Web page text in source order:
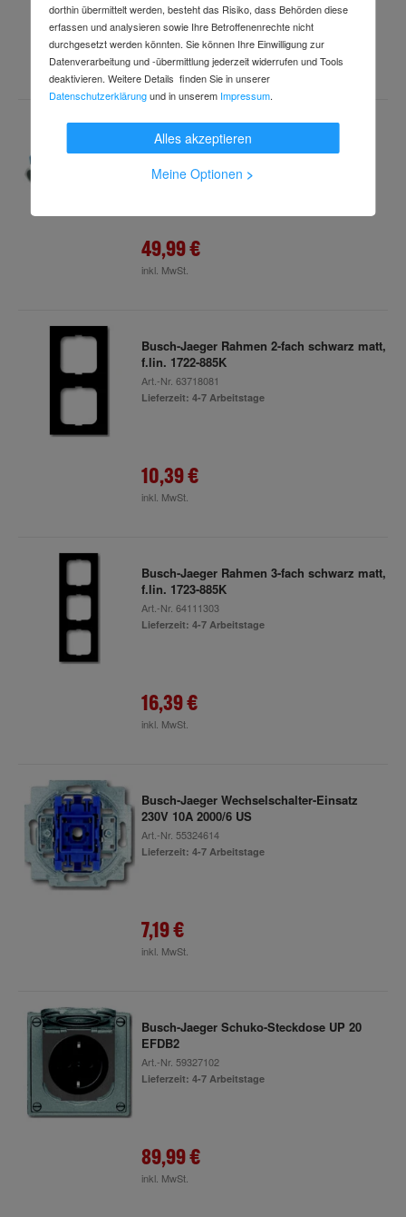
8,18 €
inkl. MwSt.
Busch-Jaeger Stecker 74 WD
Art.-Nr.60905714
Lieferzeit: 1 Arbeitstag
49,99 €
inkl. MwSt.
Busch-Jaeger Rahmen 2-fach schwarz matt,
f.lin. 1722-885K
Art.-Nr. 63718081
Lieferzeit: 4-7 Arbeitstage
10,39 €
inkl. MwSt.
Busch-Jaeger Rahmen 3-fach schwarz matt,
f.lin. 1723-885K
Art.-Nr. 64111303
Lieferzeit: 4-7 Arbeitstage
16,39 €
inkl. MwSt.
Busch-Jaeger Wechselschalter-Einsatz
230V 10A 2000/6 US
Art.-Nr. 55324614
Lieferzeit: 4-7 Arbeitstage
7,19 €
inkl. MwSt.
Busch-Jaeger Schuko-Steckdose UP 20
EFDB2
Art.-Nr. 59327102
Lieferzeit: 4-7 Arbeitstage
89,99 €
inkl. MwSt.
dorthin übermittelt werden, besteht das Risiko, dass Behörden diese
erfassen und analysieren sowie Ihre Betroffenenrechte nicht
durchgesetzt werden könnten. Sie können Ihre Einwilligung zur
Datenverarbeitung und -übermittlung jederzeit widerrufen und Tools
deaktivieren. Weitere Details finden Sie in unserer
Datenschutzerklärungund in unserem Impressum.
Alles akzeptieren
Meine Optionen >